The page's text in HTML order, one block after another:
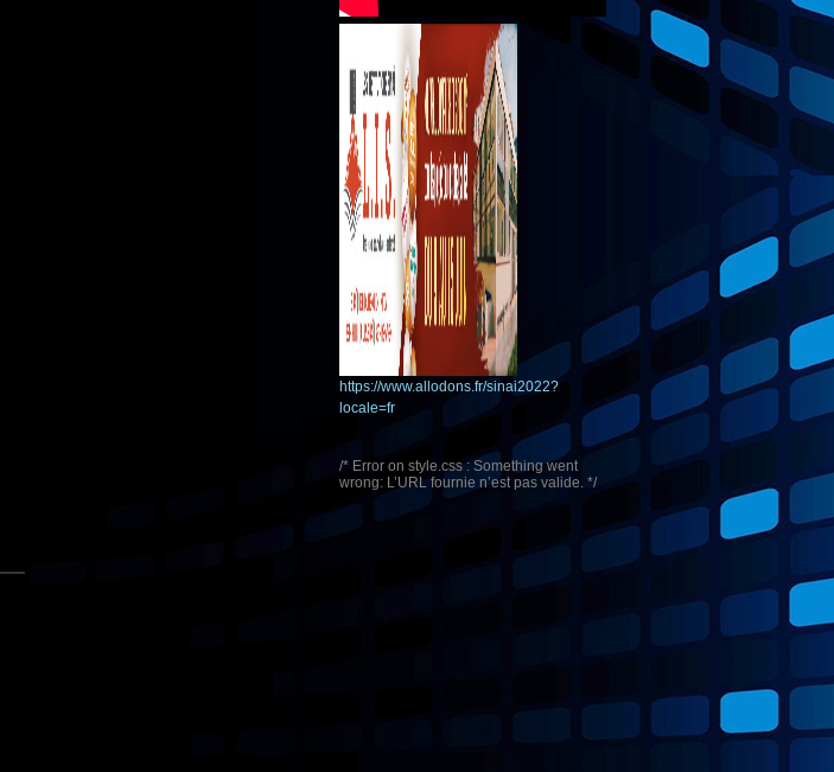
https://www.allodons.fr/sinai2022?
locale=fr
/* Error on style.css : Something went
wrong: L’URL fournie n’est pas valide. */